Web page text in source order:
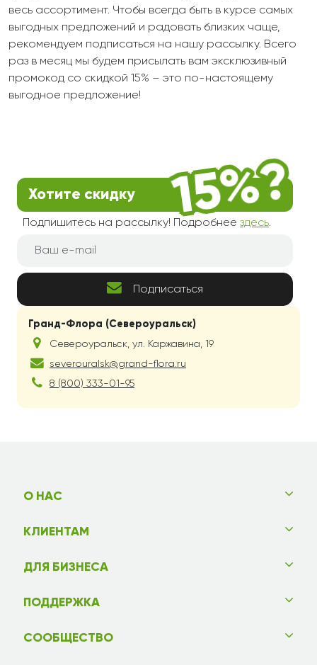
весь ассортимент. Чтобы всегда быть в курсе самых
выгодных предложений и радовать близких чаще,
рекомендуем подписаться на нашу рассылку. Всего
раз в месяц мы будем присылать вам эксклюзивный
промокод со скидкой 15% – это по-настоящему
выгодное предложение!
Гранд-Флора (Североуральск)
Североуральск ул. Каржавина, 19
severouralsk@grand-flora.ru
8 (800) 333-01-95
Хотите скидку
Подпишитесь на рассылку! Подробнее здесь.
Подписаться
О НАС
КЛИЕНТАМ
ДЛЯ БИЗНЕСА
ПОДДЕРЖКА
СООБЩЕСТВО